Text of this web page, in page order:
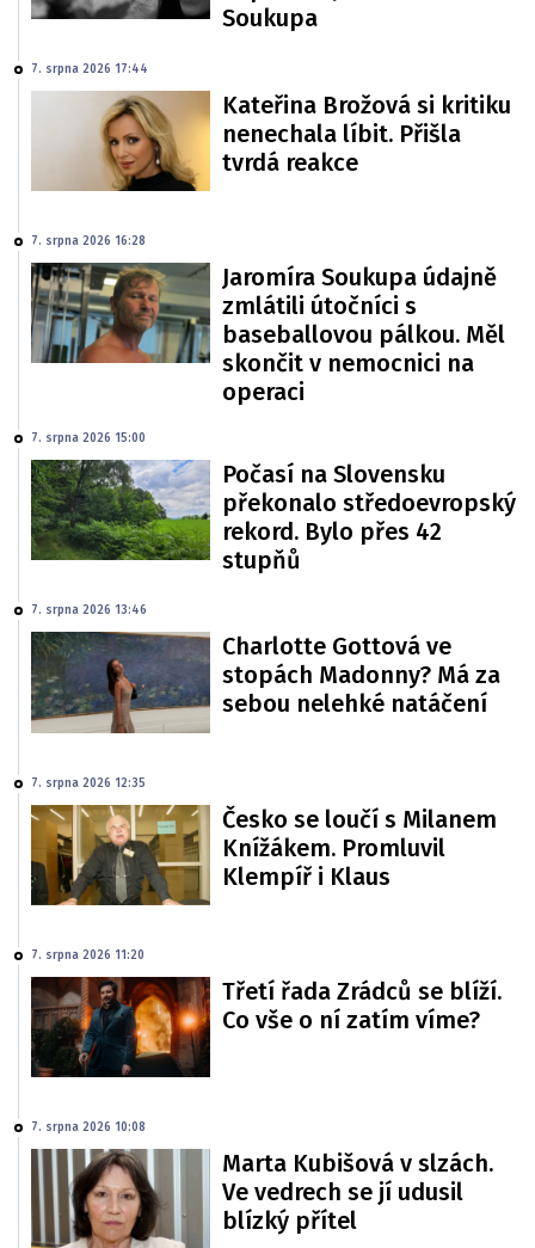
Soukupa
7. srpna 2026 17:44
Kateřina Brožová si kritiku
nenechala líbit. Přišla
tvrdá reakce
7. srpna 2026 16:28
Jaromíra Soukupa údajně
zmlátili útočníci s
baseballovou pálkou. Měl
skončit v nemocnici na
operaci
7. srpna 2026 15:00
Počasí na Slovensku
překonalo středoevropský
rekord. Bylo přes 42
stupňů
7. srpna 2026 13:46
Charlotte Gottová ve
stopách Madonny? Má za
sebou nelehké natáčení
7. srpna 2026 12:35
Česko se loučí s Milanem
Knížákem. Promluvil
Klempíř i Klaus
7. srpna 2026 11:20
Třetí řada Zrádců se blíží.
Co vše o ní zatím víme?
7. srpna 2026 10:08
Marta Kubišová v slzách.
Ve vedrech se jí udusil
blízký přítel